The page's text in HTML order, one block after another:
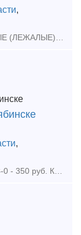
,
,
Клин поглощающего аппарата 106.02.003-0 - 350 руб. Клин тягового хомута 106.02.002-0 - 550 руб. Клин фрикционный Ханина М1698.00.002 - 680 руб. Колодка локомотивная гребневая тип М -